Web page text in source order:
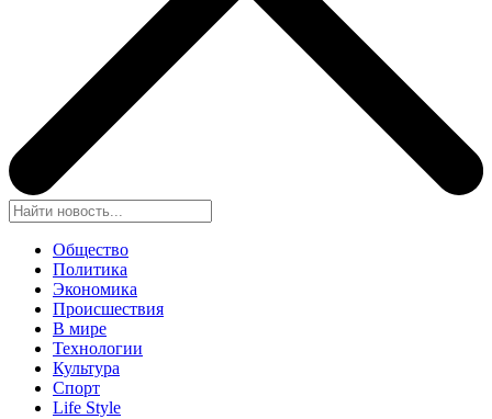
Общество
Политика
Экономика
Происшествия
В мире
Технологии
Культура
Спорт
Life Style